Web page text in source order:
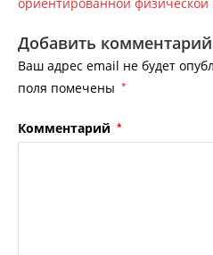
Добавить комментарий
Ваш адрес email не будет
поля помечены *
Комментарий *